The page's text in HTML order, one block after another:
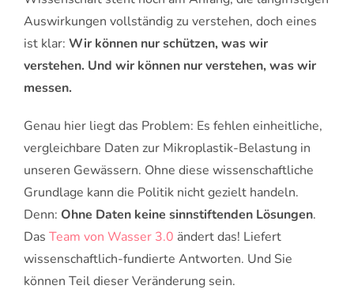
Auswirkungen vollständig zu verstehen, doch eines
ist klar: Wir können nur schützen, was wir
verstehen. Und wir können nur verstehen, was wir
messen.
Genau hier liegt das Problem: Es fehlen einheitliche,
vergleichbare Daten zur Mikroplastik-Belastung in
unseren Gewässern. Ohne diese wissenschaftliche
Grundlage kann die Politik nicht gezielt handeln.
Denn: Ohne Daten keine sinnstiftenden Lösungen.
Das Team von Wasser 3.0 ändert das! Liefert
wissenschaftlich-fundierte Antworten. Und Sie
können Teil dieser Veränderung sein.